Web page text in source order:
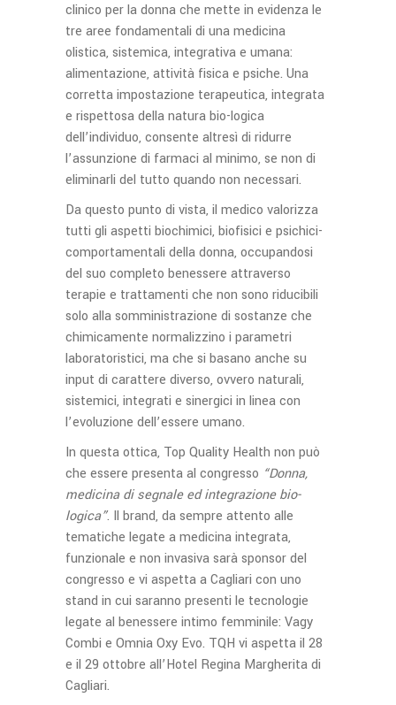
clinico per la donna che mette in evidenza le
tre aree fondamentali di una medicina
olistica, sistemica, integrativa e umana:
alimentazione, attività fisica e psiche. Una
corretta impostazione terapeutica, integrata
e rispettosa della natura bio-logica
dell’individuo, consente altresì di ridurre
l’assunzione di farmaci al minimo, se non di
eliminarli del tutto quando non necessari.
Da questo punto di vista, il medico valorizza
tutti gli aspetti biochimici, biofisici e psichici-
comportamentali della donna, occupandosi
del suo completo benessere attraverso
terapie e trattamenti che non sono riducibili
solo alla somministrazione di sostanze che
chimicamente normalizzino i parametri
laboratoristici, ma che si basano anche su
input di carattere diverso, ovvero naturali,
sistemici, integrati e sinergici in linea con
l’evoluzione dell’essere umano.
In questa ottica, Top Quality Health non può
che essere presenta al congresso “Donna,
medicina di segnale ed integrazione bio-
logica”. Il brand, da sempre attento alle
tematiche legate a medicina integrata,
funzionale e non invasiva sarà sponsor del
congresso e vi aspetta a Cagliari con uno
stand in cui saranno presenti le tecnologie
legate al benessere intimo femminile: Vagy
Combi e Omnia Oxy Evo. TQH vi aspetta il 28
e il 29 ottobre all’Hotel Regina Margherita di
Cagliari.